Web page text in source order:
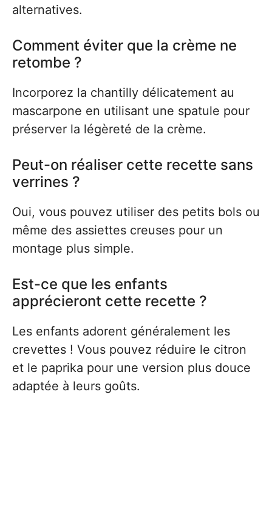
alternatives.
Comment éviter que la crème ne
retombe ?
Incorporez la chantilly délicatement au
mascarpone en utilisant une spatule pour
préserver la légèreté de la crème.
Peut-on réaliser cette recette sans
verrines ?
Oui, vous pouvez utiliser des petits bols ou
même des assiettes creuses pour un
montage plus simple.
Est-ce que les enfants
apprécieront cette recette ?
Les enfants adorent généralement les
crevettes ! Vous pouvez réduire le citron
et le paprika pour une version plus douce
adaptée à leurs goûts.